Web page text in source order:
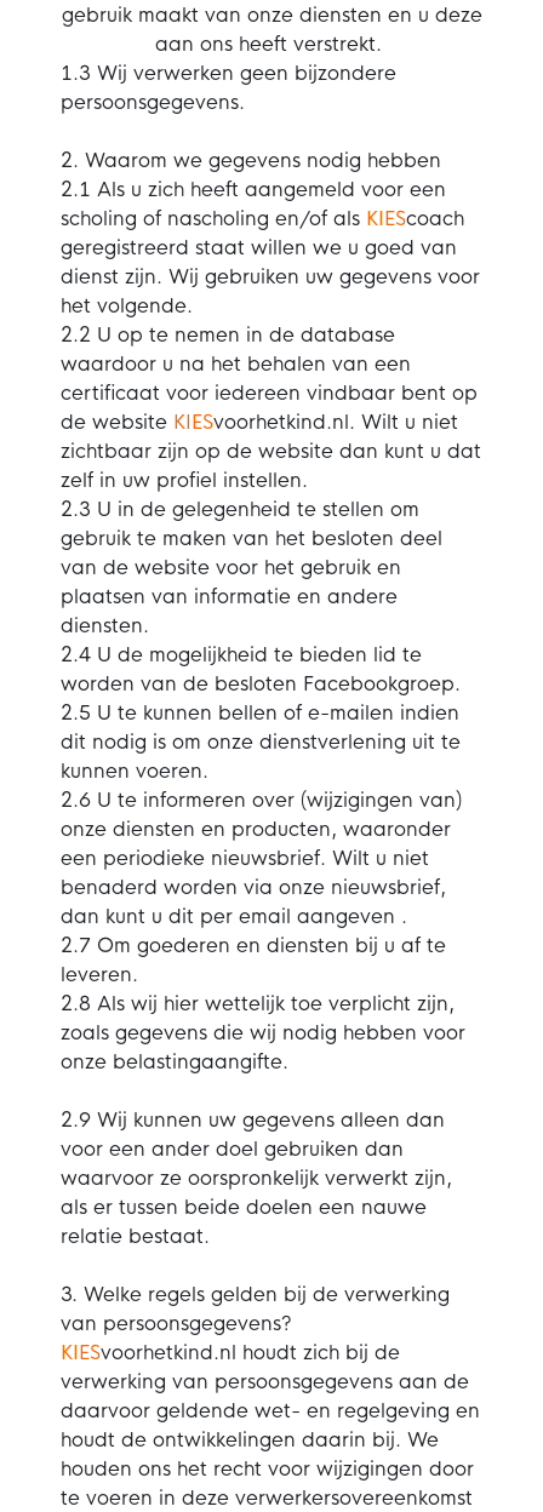
gebruik maakt van onze diensten en u deze
aan ons heeft verstrekt.
1.3 Wij verwerken geen bijzondere
persoonsgegevens.
2. Waarom we gegevens nodig hebben
2.1 Als u zich heeft aangemeld voor een
scholing of nascholing en/of als KIEScoach
geregistreerd staat willen we u goed van
dienst zijn. Wij gebruiken uw gegevens voor
het volgende.
2.2 U op te nemen in de database
waardoor u na het behalen van een
certificaat voor iedereen vindbaar bent op
de website KIESvoorhetkind.nl. Wilt u niet
zichtbaar zijn op de website dan kunt u dat
zelf in uw profiel instellen.
2.3 U in de gelegenheid te stellen om
gebruik te maken van het besloten deel
van de website voor het gebruik en
plaatsen van informatie en andere
diensten.
2.4 U de mogelijkheid te bieden lid te
worden van de besloten Facebookgroep.
2.5 U te kunnen bellen of e-mailen indien
dit nodig is om onze dienstverlening uit te
kunnen voeren.
2.6 U te informeren over (wijzigingen van)
onze diensten en producten, waaronder
een periodieke nieuwsbrief. Wilt u niet
benaderd worden via onze nieuwsbrief,
dan kunt u dit per email aangeven .
2.7 Om goederen en diensten bij u af te
leveren.
2.8 Als wij hier wettelijk toe verplicht zijn,
zoals gegevens die wij nodig hebben voor
onze belastingaangifte.
2.9 Wij kunnen uw gegevens alleen dan
voor een ander doel gebruiken dan
waarvoor ze oorspronkelijk verwerkt zijn,
als er tussen beide doelen een nauwe
relatie bestaat.
3. Welke regels gelden bij de verwerking
van persoonsgegevens?
KIESvoorhetkind.nl houdt zich bij de
verwerking van persoonsgegevens aan de
daarvoor geldende wet- en regelgeving en
houdt de ontwikkelingen daarin bij. We
houden ons het recht voor wijzigingen door
te voeren in deze verwerkersovereenkomst